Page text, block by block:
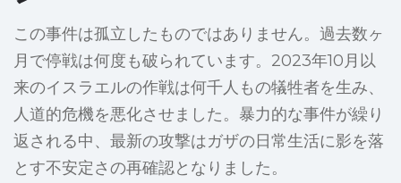
この事件は孤立したものではありません。過去数ヶ
月で停戦は何度も破られています。2023年10月以
来のイスラエルの作戦は何千人もの犠牲者を生み、
人道的危機を悪化させました。暴力的な事件が繰り
返される中、最新の攻撃はガザの日常生活に影を落
とす不安定さの再確認となりました。